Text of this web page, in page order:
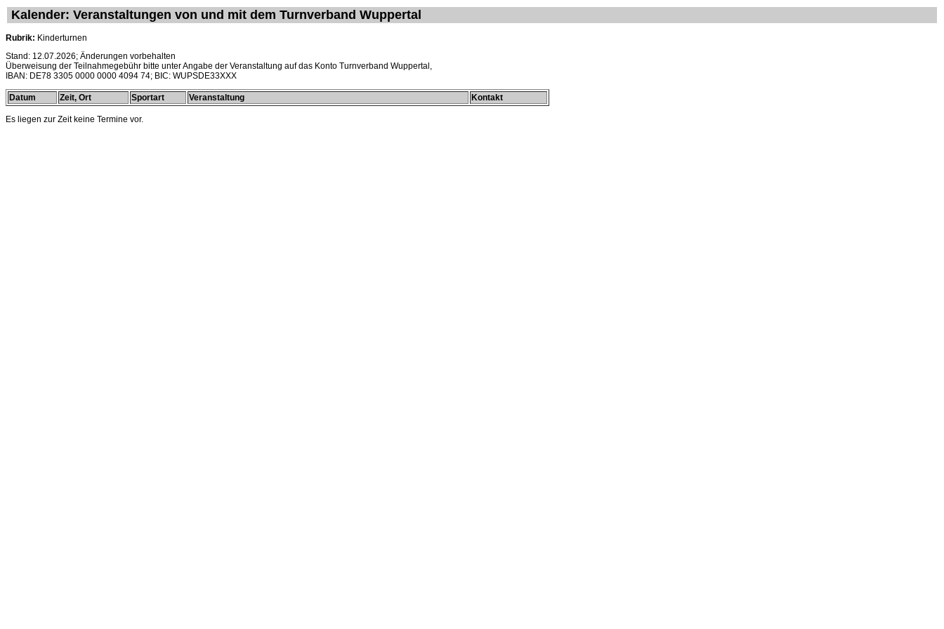
Kalender: Veranstaltungen von und mit dem Turnverband Wuppertal
Rubrik: Kinderturnen
Stand: 12.07.2026; Änderungen vorbehalten
Überweisung der Teilnahmegebühr bitte unter Angabe der Veranstaltung auf das Konto Turnverband Wuppertal,
IBAN: DE78 3305 0000 0000 4094 74; BIC: WUPSDE33XXX
Datum Zeit, Ort Sportart Veranstaltung Kontakt
Es liegen zur Zeit keine Termine vor.